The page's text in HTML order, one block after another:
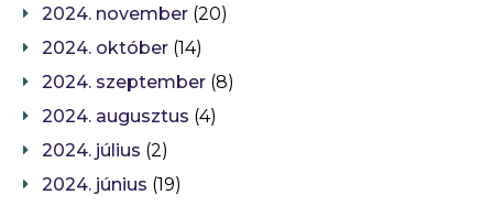
2024. november (20)
2024. október (14)
2024. szeptember (8)
2024. augusztus (4)
2024. július (2)
2024. június (19)